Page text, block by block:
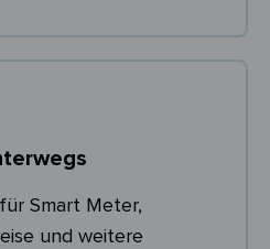
Smart Meter,
und weitere